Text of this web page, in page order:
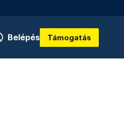
Belépés Támogatás